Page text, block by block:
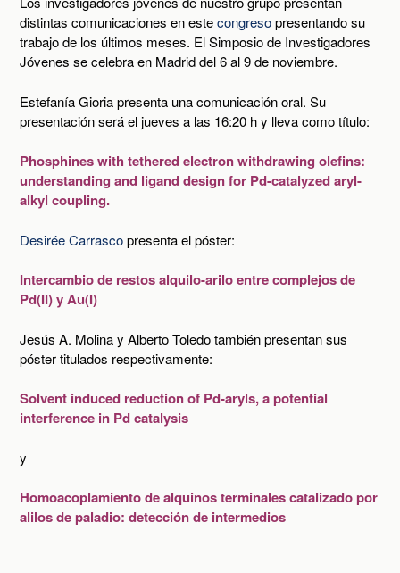
distintas comunicaciones en estecongresopresentando su
trabajo de los últimos meses. El Simposio de Investigadores
Jóvenes se celebra en Madrid del 6 al 9 de noviembre.
Estefanía Gioria presenta una comunicación oral. Su
presentación será el jueves a las 16:20 h y lleva como título:
Phosphines with tethered electron withdrawing olefins:
understanding and ligand design for Pd-catalyzed aryl-
alkyl coupling.
Desirée Carrascopresenta el póster:
Intercambio de restos alquilo-arilo entre complejos de
Pd(II) y Au(I)
Jesús A. Molina y Alberto Toledo también presentan sus
póster titulados respectivamente:
Solvent induced reduction of Pd-aryls, a potential
interference in Pd catalysis
y
Homoacoplamiento de alquinos terminales catalizado por
alilos de paladio: detección de intermedios